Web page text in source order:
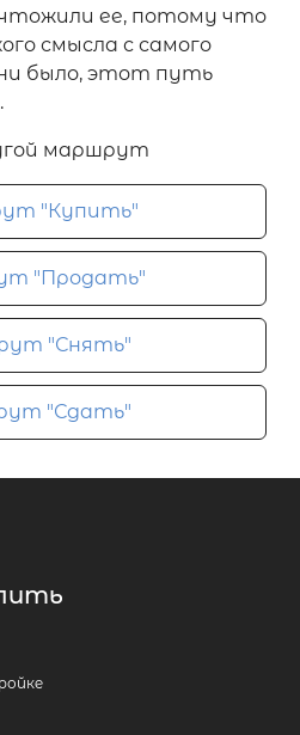
ее, потому что
смысла с самого
было, этот путь
маршрут
"Купить"
"Продать"
"Снять"
"Сдать"